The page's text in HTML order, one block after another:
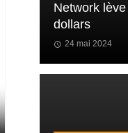
Network
dollars
24 mai 2024